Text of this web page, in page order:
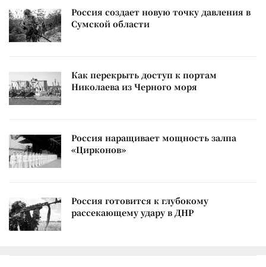
Россия создает новую точку давления в
Сумской области
Как перекрыть доступ к портам
Николаева из Черного моря
Россия наращивает мощность залпа
«Цирконов»
Россия готовится к глубокому
рассекающему удару в ДНР